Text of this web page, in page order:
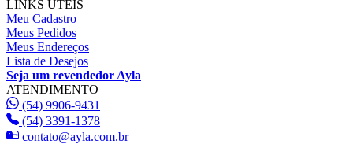
LINKS ÚTEIS
Meu Cadastro
Meus Pedidos
Meus Endereços
Lista de Desejos
Seja um revendedor Ayla
ATENDIMENTO
(54) 9906-9431
(54) 3391-1378
contato@ayla.com.br